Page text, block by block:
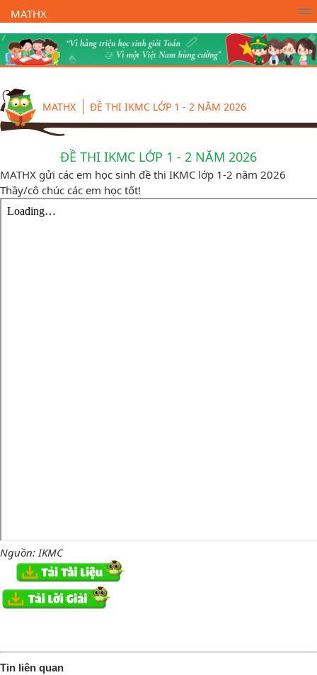
MATHX
Trường Toán Online MATHX Học toán - Lớp 1
MATHX ĐỀ THI IKMC LỚP 1 - 2 NĂM 2026
ĐỀ THI IKMC LỚP 1 - 2 NĂM 2026
MATHX gửi các em học sinh đề thi IKMC lớp 1-2 năm 2026
Thầy/cô chúc các em học tốt!
Nguồn: IKMC
Tin liên quan